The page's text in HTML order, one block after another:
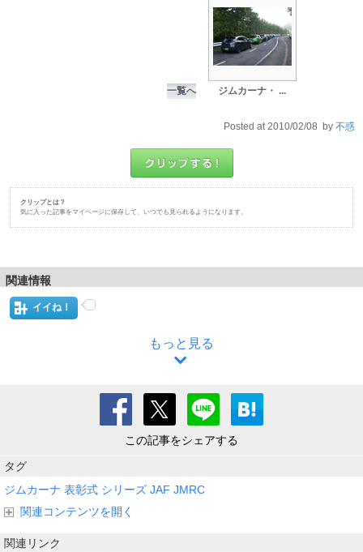
一覧へ ジムカーナ・ ...
Posted at 2010/02/08 by 不惑
クリップとは？
気に入った記事をマイページに保存して、いつでも見られるようになります。
関連情報
イイね！
もっと見る
この記事をシェアする
タグ
ジムカーナ 表彰式 シリーズ JAF JMRC
関連コンテンツを開く
関連リンク